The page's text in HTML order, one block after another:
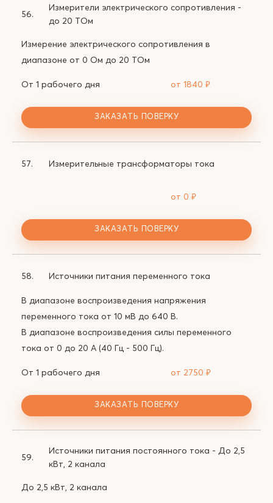
56.
Измерители электрического сопротивления -
до 20 ТОм
Измерение электрического сопротивления в
диапазоне от 0 Ом до 20 ТОм
От 1 рабочего дня от 1840 ₽
ЗАКАЗАТЬ ПОВЕРКУ
57. Измерительные трансформаторы тока
от 0 ₽
ЗАКАЗАТЬ ПОВЕРКУ
58. Источники питания переменного тока
В диапазоне воспроизведения напряжения
переменного тока от 10 мВ до 640 В.
В диапазоне воспроизведения силы переменного
тока от 0 до 20 А (40 Гц - 500 Гц).
От 1 рабочего дня от 2750 ₽
ЗАКАЗАТЬ ПОВЕРКУ
59.
Источники питания постоянного тока - До 2,5
кВт, 2 канала
До 2,5 кВт, 2 канала